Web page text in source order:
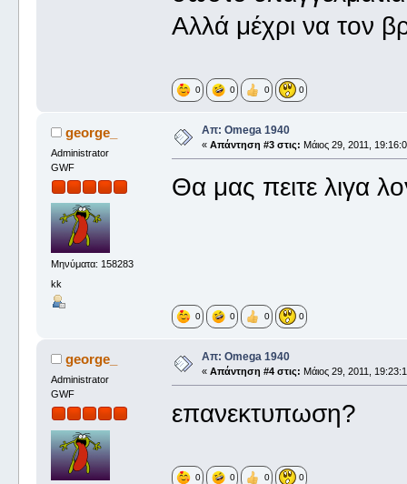
Αλλά μέχρι να τον
0 0 0 0
george_
Administrator
GWF
Μηνύματα: 158283
kk
Απ: Omega 1940
« Απάντηση #3 στις: Μάιος 29, 2011,
Θα μας πειτε λιγα
0 0 0 0
george_
Administrator
GWF
Απ: Omega 1940
« Απάντηση #4 στις: Μάιος 29, 2011,
επανεκτυπωση?
0 0 0 0